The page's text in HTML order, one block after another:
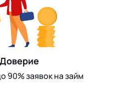
Доверие
90% заявок на займ